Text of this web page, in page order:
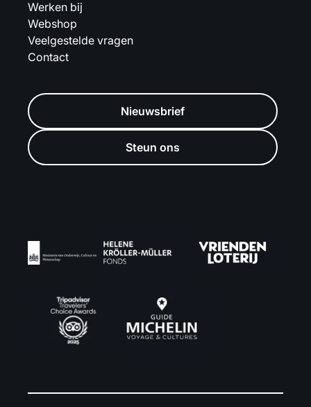
Werken bij
Webshop
Veelgestelde vragen
Contact
Nieuwsbrief
Steun ons